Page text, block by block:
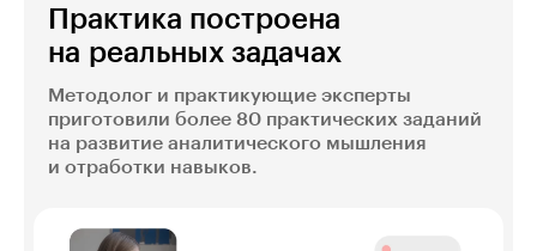
Практика построена
на реальных задачах
Методолог и практикующие эксперты
приготовили более 80 практических заданий
на развитие аналитического мышления
и отработки навыков.